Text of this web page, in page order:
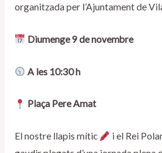
organitzada per l’Ajuntament de
Diumenge 9 de novembre
A les 10:30 h
Plaça Pere Amat
El nostre llapis mític i el Rei